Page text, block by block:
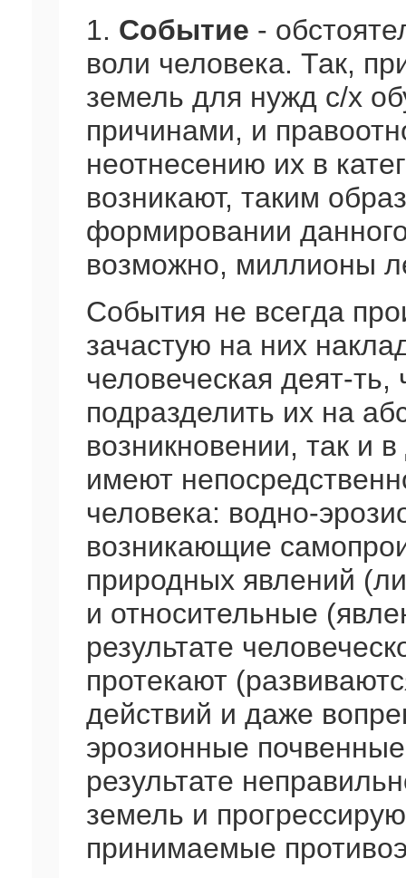
1. Событие -
воли человека. Так,
земель для нужд с/х
причинами, и
неотнесению их в
возникают, таким
формировании
возможно, миллионы
События не всегда
зачастую на них
человеческая деят-
подразделить их на
возникновении, так и
имеют
человека: водно-
возникающие
природных явлений
и относительные
результате
протекают
действий и даже
эрозионные
результате
земель и
принимаемые